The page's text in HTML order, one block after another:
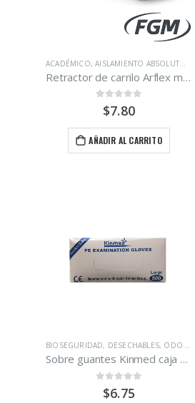
ACADÉMICO,AISLAMIENTO ABSOLUTO
Retractor de carrilo Arflex mediano marca FGM
out of 5
$7.80
AÑADIR AL CARRITO
BIOSEGURIDAD, DESECHABLES, ODONTOLOGÍA
Sobre guantes Kinmed caja 500 unidades
out of 5
$6.75